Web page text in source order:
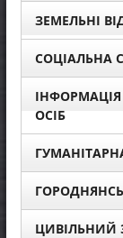
ЗЕМЕЛЬНІ
СОЦІАЛЬНА
ОСІБ
ЦИВІЛЬНИЙ